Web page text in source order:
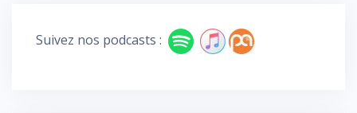
o
Suivez nos podcasts :